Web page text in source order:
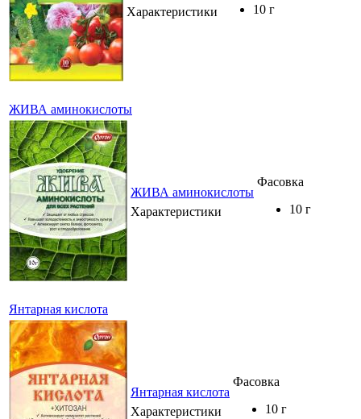
Характеристики
10 г
ЖИВА аминокислоты
ЖИВА аминокислоты
Характеристики
Фасовка
10 г
Янтарная кислота
Янтарная кислота
Характеристики
Фасовка
10 г